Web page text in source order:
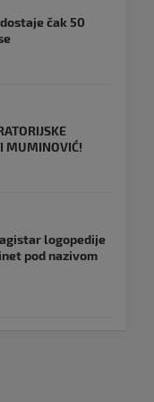
čak 50
MUMINOVIĆ!
logopedije
pod nazivom